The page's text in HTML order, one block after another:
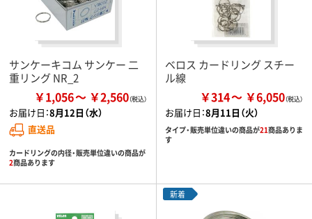
サンケーキコム サンケー 二
重リング NR_2
￥1,056 ￥2,560
お届け日：8月12日（水）
直送品
カードリングの内径・販売単位違いの商品が
2商品あります
ベロス カードリング スチー
ル線
￥314 ￥6,050
お届け日：8月11日（火）
タイプ・販売単位違いの商品が21商品ありま
す
新着